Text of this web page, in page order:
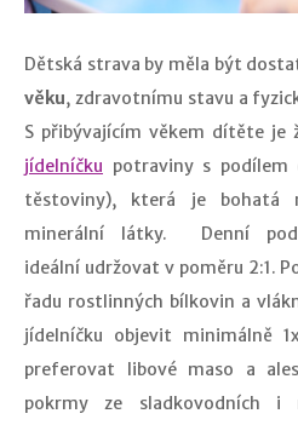
Dětská strava by měla být
věku, zdravotnímu stavu a
S přibývajícím věkem dítěte je
jídelníčku potraviny s podílem
těstoviny), která je bohatá
minerální látky. Denní
ideální udržovat v poměru 2:1.
řadu rostlinných bílkovin a
jídelníčku objevit minimálně
preferovat libové maso a
pokrmy ze sladkovodních